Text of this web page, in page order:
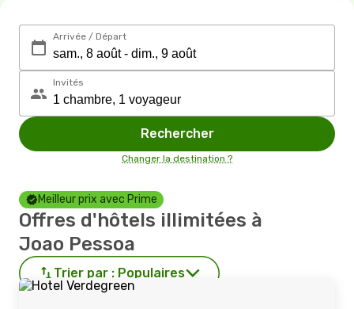
Arrivée / Départ
Invités
Rechercher
Changer la destination ?
Meilleur prix avec Prime
Offres d'hôtels illimitées à
Joao Pessoa
Trier par : Populaires